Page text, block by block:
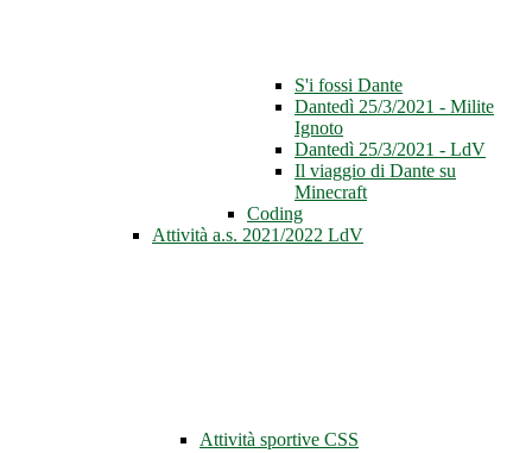
S'i fossi Dante
Dantedì 25/3/2021 - Milite
Ignoto
Dantedì 25/3/2021 - LdV
Il viaggio di Dante su
Minecraft
Coding
Attività a.s. 2021/2022 LdV
Attività sportive CSS